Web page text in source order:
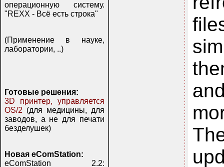
операционную систему.
"REXX - Всё есть строка"
(Применение в науке,
лаборатории, ..)
Готовые решения:
3D принтер, управляется
OS/2 (для медицины, для
заводов, а не для печати
безделушек)
Новая eComStation:
eComStation 2.2: